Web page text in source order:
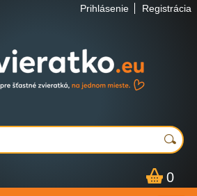
Prihlásenie Registrácia
0